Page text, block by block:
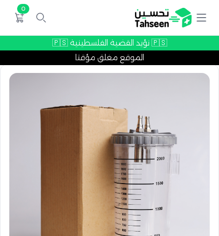
0
🇵🇸 نؤيد القضية الفلسطينية 🇵🇸
الموقع مغلق مؤقتا